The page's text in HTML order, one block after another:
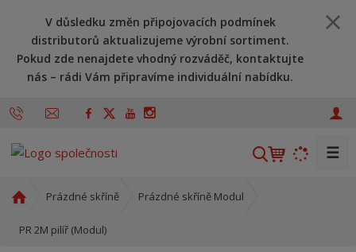
V důsledku změn připojovacích podmínek
distributorů aktualizujeme výrobní sortiment.
Pokud zde nenajdete vhodný rozváděč, kontaktujte
nás – rádi Vám připravíme individuální nabídku.
V
☰
o
Prázdné skříně Prázdné skříně Modul
PR 2M pilíř (Modul)